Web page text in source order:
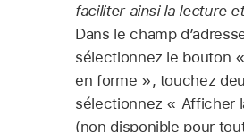
faciliter ainsi la lecture
Dans le champ
sélectionnez le bouton
en forme », touchez
sélectionnez « Afficher
(non disponible pour